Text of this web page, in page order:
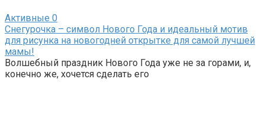
Активные 0
Снегурочка – символ Нового Года и идеальный мотив
для рисунка на новогодней открытке для самой лучшей
мамы!
Волшебный праздник Нового Года уже не за горами, и,
конечно же, хочется сделать его